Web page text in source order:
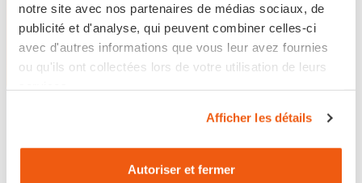
notre site avec nos partenaires de médias sociaux, de
publicité et d'analyse, qui peuvent combiner celles-ci
avec d'autres informations que vous leur avez fournies
ou qu'ils ont collectées lors de votre utilisation de leurs
Afficher les détails
Autoriser et fermer
Produits
ASSOCIÉS